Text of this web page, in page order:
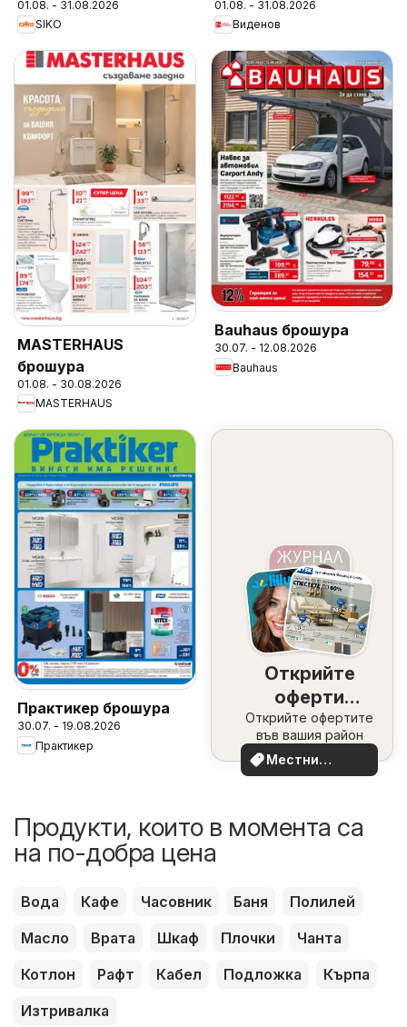
01.08. - 31.08.2026
SIKO
01.08. - 31.08.2026
Виденов
MASTERHAUS
брошура
01.08. - 30.08.2026
MASTERHAUS
Bauhaus брошура
30.07. - 12.08.2026
Bauhaus
Практикер брошура
30.07. - 19.08.2026
Практикер
Открийте
оферти
наблизо
Открийте офертите
във вашия район
Местни
оферти
Продукти, които в момента са
на по-добра цена
Вода Кафе Часовник Баня
Полилей
Масло
Врата Шкаф Плочки
Чанта
Котлон
Рафт Кабел Подложка
Кърпа
Изтривалка